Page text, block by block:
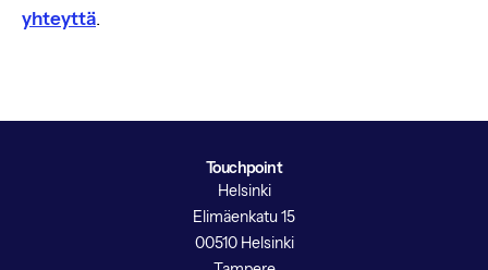
yhteyttä.
Touchpoint
Helsinki
Elimäenkatu 15
00510 Helsinki